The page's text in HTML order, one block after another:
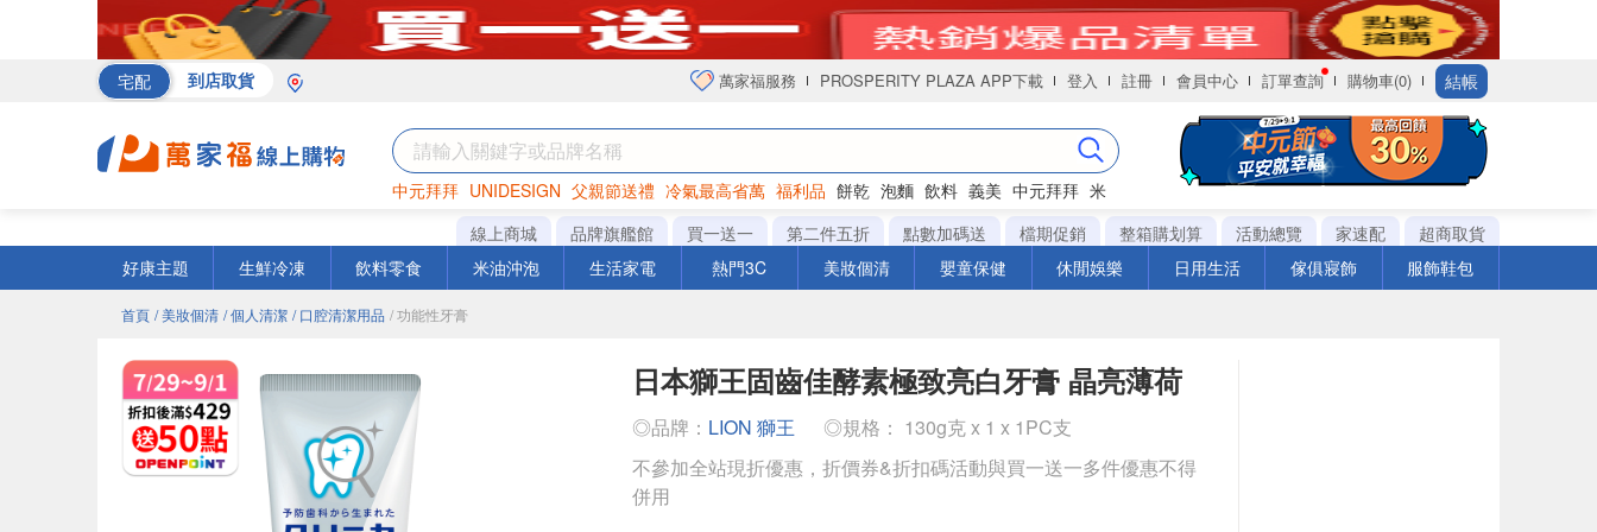
宅配 到店取貨 萬家福服務 PROSPERITY PLAZA APP下載 登入 註冊 會員中心 訂單查詢 購物車(0) 結帳
中元拜拜 UNIDESIGN 父親節送禮 冷氣最高省萬 福利品 餅乾 泡麵 飲料 義美 中元拜拜 米
海苔 巧克力 衛生紙
線上商城 品牌旗艦館 買一送一 第二件五折 點數加碼送 檔期促銷 整箱購划算 活動總覽 家速配
超商取貨
好康主題
生鮮冷凍 飲料零食 米油沖泡 生活家電 熱門3C 美妝個清 嬰童保健 休閒娛樂 日用生活 傢俱寢飾 服飾鞋包
首頁 / 美妝個清 / 個人清潔 / 口腔清潔用品 / 功能性牙膏
日本獅王固齒佳酵素極致亮白牙膏 晶亮薄荷
◎品牌： LION 獅王
◎規格： 130g克 x 1 x 1PC支
不參加全站現折優惠，折價券&折扣碼活動與買一送一多件優惠不得
併用